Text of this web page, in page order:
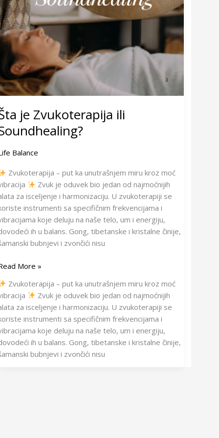
je Zvukoterapija ili
Balance
Zvukoterapija – put ka unutrašnjem miru kroz moć
Zvuk je oduvek bio jedan od najmoćnijih
za isceljenje i harmonizaciju. U zvukoterapiji se
instrumenti sa specifičnim frekvencijama i
koje deluju na naše telo, um i energiju,
ih u balans. Gong, tibetanske i kristalne činije,
bubnjevi i zvončići nisu
More »
Zvukoterapija – put ka unutrašnjem miru kroz moć
Zvuk je oduvek bio jedan od najmoćnijih
za isceljenje i harmonizaciju. U zvukoterapiji se
instrumenti sa specifičnim frekvencijama i
koje deluju na naše telo, um i energiju,
ih u balans. Gong, tibetanske i kristalne činije,
bubnjevi i zvončići nisu